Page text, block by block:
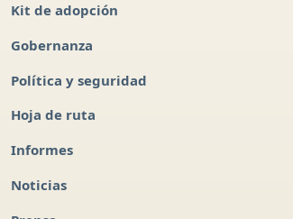
Kit de adopción
Gobernanza
Política y seguridad
Hoja de ruta
Informes
Noticias